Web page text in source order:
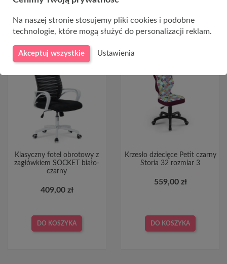
Klasyczny fotel obrotowy z
zagłówkiem SOCKET biało-
czarny
409,00 zł
DO KOSZYKA
Krzesło dziecięce Petit czarny
Storia 32 rozmiar 3
559,00 zł
DO KOSZYKA
Na naszej stronie stosujemy pliki cookies i podobne
technologie, które mogą służyć do personalizacji reklam.
Akceptuj wszystkie Ustawienia